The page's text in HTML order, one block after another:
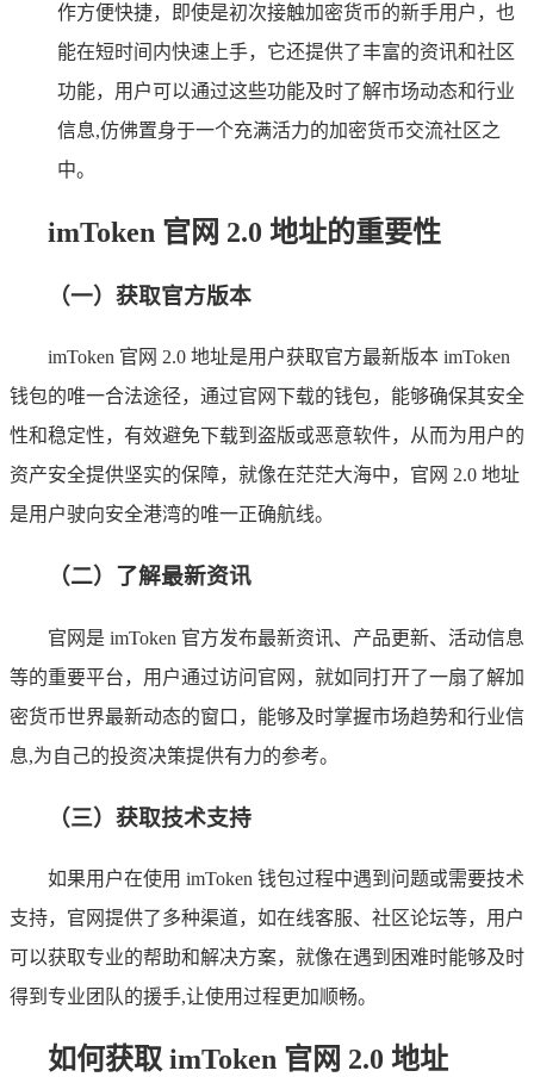
作方便快捷，即使是初次接触加密货币的新手用户，也
能在短时间内快速上手，它还提供了丰富的资讯和社区
功能，用户可以通过这些功能及时了解市场动态和行业
信息,仿佛置身于一个充满活力的加密货币交流社区之
中。
imToken 官网 2.0 地址的重要性
（一）获取官方版本
imToken 官网 2.0 地址是用户获取官方最新版本 imToken
钱包的唯一合法途径，通过官网下载的钱包，能够确保其安全
性和稳定性，有效避免下载到盗版或恶意软件，从而为用户的
资产安全提供坚实的保障，就像在茫茫大海中，官网 2.0 地址
是用户驶向安全港湾的唯一正确航线。
（二）了解最新资讯
官网是 imToken 官方发布最新资讯、产品更新、活动信息
等的重要平台，用户通过访问官网，就如同打开了一扇了解加
密货币世界最新动态的窗口，能够及时掌握市场趋势和行业信
息,为自己的投资决策提供有力的参考。
（三）获取技术支持
如果用户在使用 imToken 钱包过程中遇到问题或需要技术
支持，官网提供了多种渠道，如在线客服、社区论坛等，用户
可以获取专业的帮助和解决方案，就像在遇到困难时能够及时
得到专业团队的援手,让使用过程更加顺畅。
如何获取 imToken 官网 2.0 地址